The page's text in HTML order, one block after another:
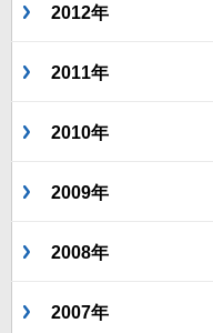
2012年
2011年
2010年
2009年
2008年
2007年